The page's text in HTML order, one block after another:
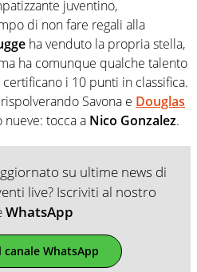
juventino,
di non fare regali alla
ha venduto la propria stella,
ha comunque qualche talento
i 10 punti in classifica.
Savona e Douglas
nueve: tocca a Nico Gonzalez.
su ultime news di
live? Iscriviti al nostro
WhatsApp
canale WhatsApp